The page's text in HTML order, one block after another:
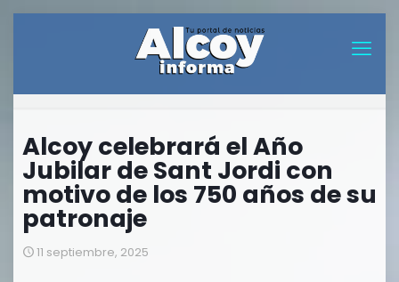
Alcoy celebrará el Año
Jubilar de Sant Jordi con
motivo de los 750 años de su
patronaje
11 septiembre, 2025